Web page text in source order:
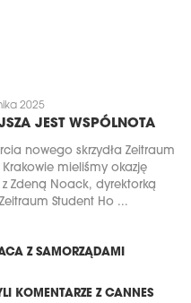
2025
JEST WSPÓLNOTA
nowego skrzydła Zeitraum
Krakowie mieliśmy okazję
Zdeną Noack, dyrektorką
Student Ho ...
Z SAMORZĄDAMI
KOMENTARZE Z CANNES